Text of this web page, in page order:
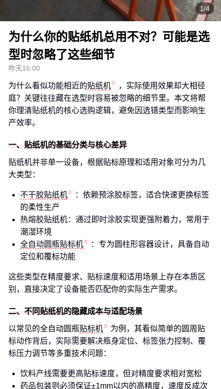
1/4
为什么你的贴纸机总用不对？可能是选
型时忽略了这些细节
昨天16:00
为什么看似功能相近的贴纸机
，实际使用效果却大相径
庭？关键往往藏在选型时容易被忽略的细节里。本文将帮
你理清贴纸机的核心选购逻辑，避免因选错类型而影响生
产效率。
一、贴纸机的基础分类与核心差异
贴纸机并非单一设备，根据贴标原理和适用对象可分为几
大类型：
不干胶贴纸机
：依赖预涂胶标签，适合快速更换标签
的柔性生产
热熔胶贴纸机：通过即时涂胶实现更强附着力，常用于
潮湿环境
全自动圆瓶贴标机
：专为圆柱形容器设计，具备自动
定位和覆标功能
这些类型在精度要求、贴标速度和适用场景上存在本质区
别，直接决定了设备能否匹配你的实际生产需求。
二、不同贴纸机的隐藏成本与适配场景
以常见的全自动圆瓶贴标机
为例，其看似简单的圆周贴
标动作背后，实际需要解决瓶身定位、标签张力控制、覆
标压力调节等多重技术问题：
饮料产线需要更高贴标速度，但对精度要求相对宽松
药品包装则必须保证±1mm以内的高精度，速度反成次